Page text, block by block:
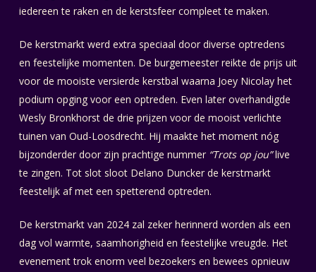
iedereen te raken en de kerstsfeer compleet te maken.
De kerstmarkt werd extra speciaal door diverse optredens
en feestelijke momenten. De burgemeester reikte de prijs uit
voor de mooiste versierde kerstbal waarna Joey Nicolay het
podium opging voor een optreden. Even later overhandigde
Wesly Bronkhorst de drie prijzen voor de mooist verlichte
tuinen van Oud-Loosdrecht. Hij maakte het moment nóg
bijzonderder door zijn prachtige nummer “Trots op jou”live
te zingen. Tot slot sloot Delano Duncker de kerstmarkt
feestelijk af met een spetterend optreden.
De kerstmarkt van 2024 zal zeker herinnerd worden als een
dag vol warmte, saamhorigheid en feestelijke vreugde. Het
evenement trok enorm veel bezoekers en bewees opnieuw